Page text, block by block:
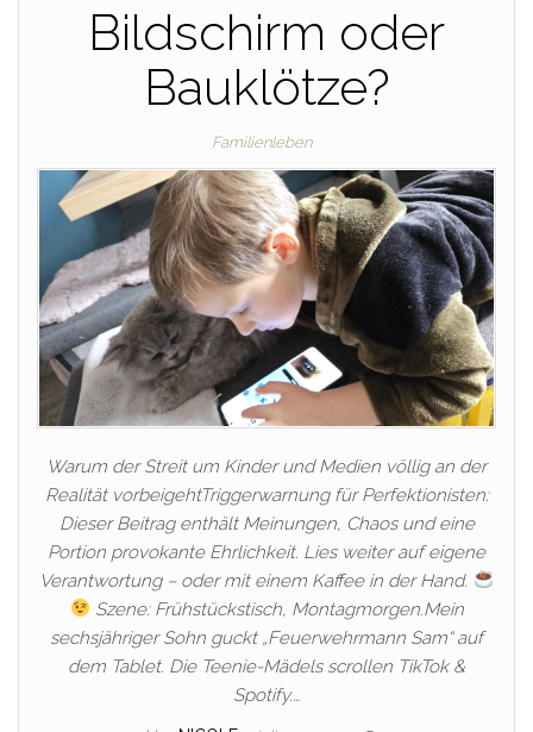
Bildschirm oder
Bauklötze?
Familienleben
Warum der Streit um Kinder und Medien völlig an der
Realität vorbeigehtTriggerwarnung für Perfektionisten:
Dieser Beitrag enthält Meinungen, Chaos und eine
Portion provokante Ehrlichkeit. Lies weiter auf eigene
Verantwortung – oder mit einem Kaffee in der Hand.
Szene: Frühstückstisch, Montagmorgen.Mein
sechsjähriger Sohn guckt „Feuerwehrmann Sam“ auf
dem Tablet. Die Teenie-Mädels scrollen TikTok &
Spotify.…